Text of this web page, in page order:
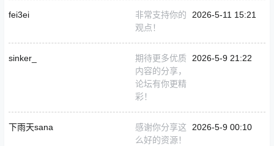
fei3ei
非常支持你的
观点！
2026-5-11 15:21
sinker_
期待更多优质
内容的分享，
论坛有你更精
彩！
2026-5-9 21:22
下雨天sana
感谢你分享这
么好的资源！
2026-5-9 00:10